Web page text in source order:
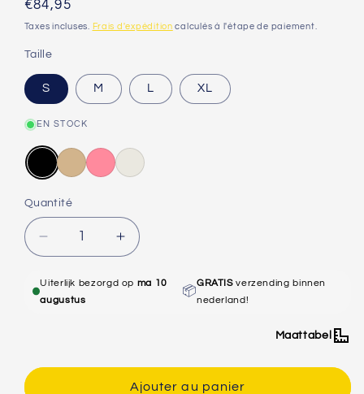
Prix
habituel
€84,95
Taxes incluses. Frais d'expédition calculés à l'étape de paiement.
Taille
S M L XL
EN STOCK
Quantité
Réduire
la
quantité
de
-
Augmenter
la
quantité
-
Noir
Uiterlijk bezorgd op ma 10
augustus
📦
GRATISverzending binnen
nederland!
Maattabel
Ajouter au panier